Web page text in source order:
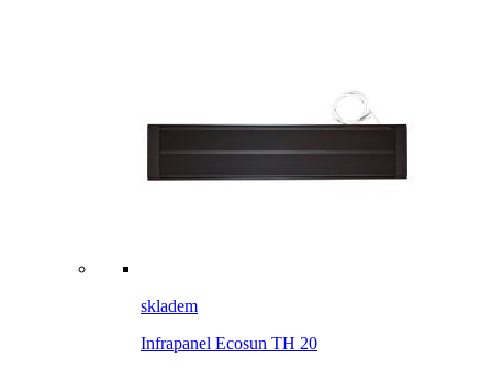
skladem
Infrapanel Ecosun TH 20